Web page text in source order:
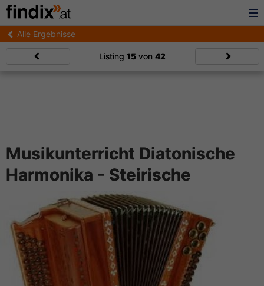
Alle Ergebnisse
Listing 15von 42
Musikunterricht Diatonische
Harmonika - Steirische